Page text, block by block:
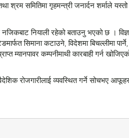
समितिमा गृहमन्त्री जनार्दन शर्माले यस्तो
नजिकबाट नियाली रहेको बताउनु भएको छ ।
सिमाना कटाउने, विदेशमा बिचल्लीमा
म्यानपावर कम्पनीमाथी कारबाही गर्न
रोजगारीलाई व्यवस्थित गर्ने सोचभए